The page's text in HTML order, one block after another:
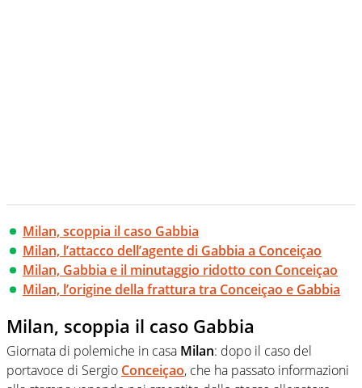
Milan, scoppia il caso Gabbia
Milan, l’attacco dell’agente di Gabbia a Conceiçao
Milan, Gabbia e il minutaggio ridotto con Conceiçao
Milan, l’origine della frattura tra Conceiçao e Gabbia
Milan, scoppia il caso Gabbia
Giornata di polemiche in casa Milan: dopo il caso del
portavoce di Sergio Conceiçao, che ha passato informazioni